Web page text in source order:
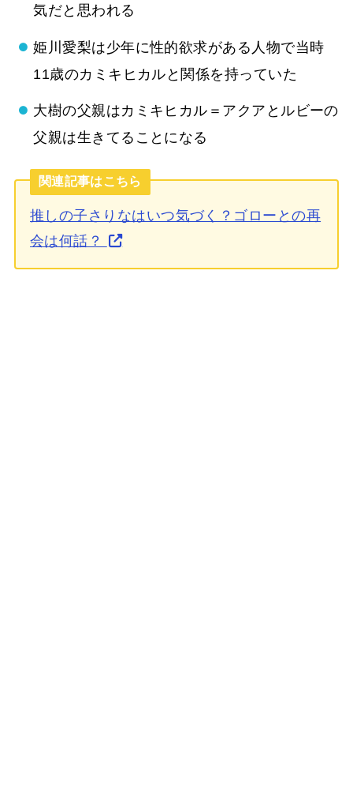
気だと思われる
姫川愛梨は少年に性的欲求がある人物で当時
11歳のカミキヒカルと関係を持っていた
大樹の父親はカミキヒカル＝アクアとルビーの
父親は生きてることになる
関連記事はこちら
推しの子さりなはいつ気づく？ゴローとの再
会は何話？